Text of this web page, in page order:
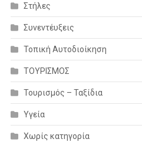
Στήλες
Συνεντέυξεις
Τοπική Αυτοδιοίκηση
ΤΟΥΡΙΣΜΟΣ
Τουρισμός – Ταξίδια
Υγεία
Χωρίς κατηγορία